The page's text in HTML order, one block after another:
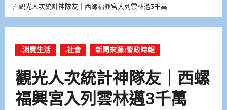
觀光人次統計神隊友｜西螺福興宮入列雲林邁3千萬
.消費生活 .社會 新聞來源:警政時報
觀光人次統計神隊友｜西螺
福興宮入列雲林邁3千萬